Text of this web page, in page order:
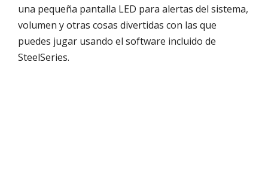
una pequeña pantalla LED para alertas del sistema,
volumen y otras cosas divertidas con las que
puedes jugar usando el software incluido de
SteelSeries.